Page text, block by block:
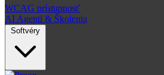
WCAG prístupnosť
AI Agenti & Školenia
Softvéry